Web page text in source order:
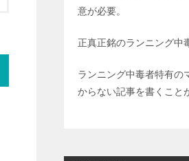
意が必要。
正真正銘のランニング中
ランニング中毒者特有の
からない記事を書くこと